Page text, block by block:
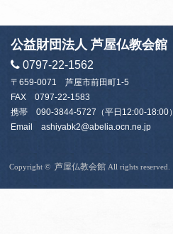
公益財団法人 芦屋仏教会館
0797-22-1562
〒659-0071 芦屋市前田町1-5
FAX 0797-22-1583
携帯 090-3844-5727 （平日12:00-18:00）
Email ashiyabk2@abelia.ocn.ne.jp
Copyright ©芦屋仏教会館 All rights reserved.